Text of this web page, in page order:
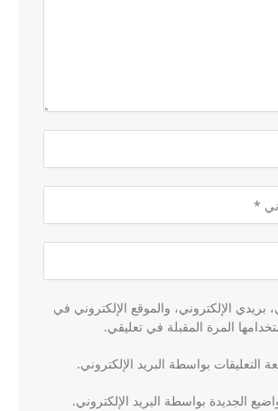
الإلكتروني، والموقع الإلكتروني في
المرة المقبلة في تعليقي.
التعليقات بواسطة البريد الإلكتروني.
الجديدة بواسطة البريد الإلكتروني.